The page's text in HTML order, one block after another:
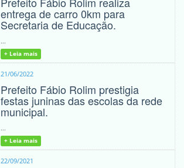
entrega de carro 0km para
Secretaria de Educação.
...
+ Leia mais
21/06/2022
Prefeito Fábio Rolim prestigia
festas juninas das escolas da rede
municipal.
...
+ Leia mais
22/09/2021